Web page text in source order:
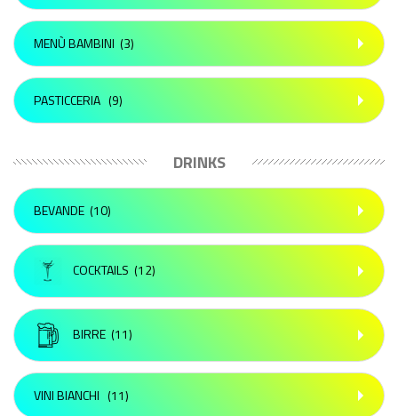
MENÙ BAMBINI (3)
PASTICCERIA (9)
DRINKS
BEVANDE (10)
COCKTAILS (12)
BIRRE (11)
VINI BIANCHI (11)